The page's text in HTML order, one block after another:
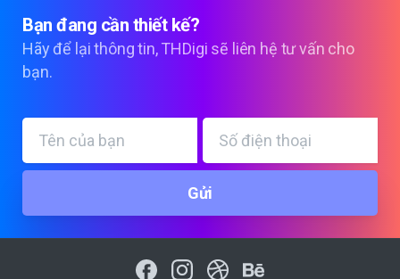
Bạn đang cần thiết kế?
Hãy để lại thông tin, THDigi sẽ liên hệ tư vấn cho
bạn.